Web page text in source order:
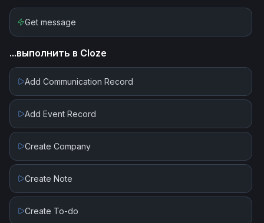
Schema Commit (Create Revision)
Get message
...выполнить в Cloze
Add Communication Record
Add Event Record
Create Company
Create Note
Create To-do